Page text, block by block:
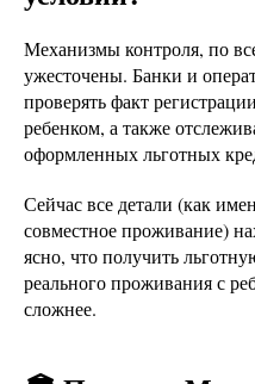
Механизмы контроля, по
ужесточены. Банки и
проверять факт
ребенком, а также
оформленных льготных
Сейчас все детали (как
совместное проживание)
ясно, что получить
реального проживания с
сложнее.